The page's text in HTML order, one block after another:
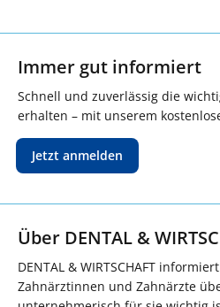
Immer gut informiert
Schnell und zuverlässig die
erhalten – mit unserem
Jetzt anmelden
Über DENTAL &
DENTAL & WIRTSCHAFT
Zahnärztinnen und Zahnärzte